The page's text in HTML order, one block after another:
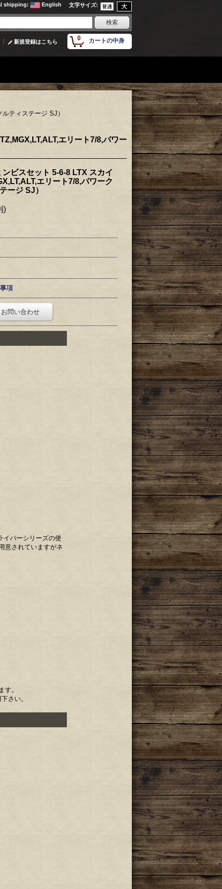
文字サイズ:
shipping: English
0 カートの中身
新規登録はこちら
ティステージ SJ）
エリート7/8,パワー
ビスセット 5-6-8 LTX スカイ
エリート7/8,パワーク
ージ SJ）
)
項
お問い合わせ
バーシリーズの使
意されていますがネ
す。
さい。